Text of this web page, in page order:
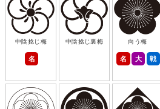
中陰捻じ梅
名
中陰捻じ裏梅 向う梅
名 大 戦